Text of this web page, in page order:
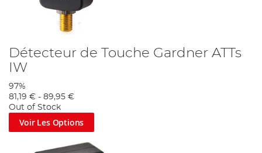
Détecteur de Touche Gardner ATTs
IW
97%
81,19 € - 89,95 €
Out of Stock
Voir Les Options